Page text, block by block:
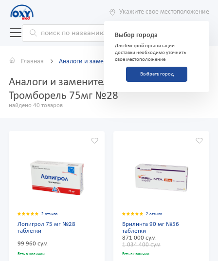
Укажите свое местоположение
Выбор города
Для быстрой организации
доставки необходимо уточнить
свое местоположение
Выбрать город
Главная Аналоги и заменители
Аналоги и заменители препарата
Тромборель 75мг №28
найдено 40 товаров
2 отзыва
Лопигрол 75 мг №28
таблетки
99 960 сум
Есть в наличии
2 отзыва
Брилинта 90 мг №56
таблетки
871 000 сум
1 034 400 сум
Есть в наличии